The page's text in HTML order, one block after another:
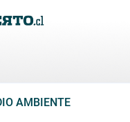
AMBIENTE